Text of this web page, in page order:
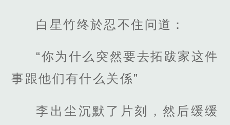
白星竹终於忍不住问道：
“你为什么突然要去拓跋家这件
事跟他们有什么关係”
李出尘沉默了片刻，然后缓缓